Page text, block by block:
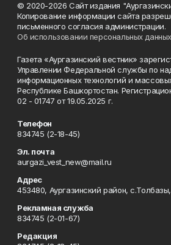
© 2020-2026 Сайт издания
Копирование информации сайта
письменного согласия администрации.
Об использовании персональных данных
Газета «Аургазинский вестник»
Управлении Федеральной службы по
информационных технологий и
Республике Башкортостан.
02 - 01747 от 19.05.2025 г.
Телефон
834745 (2-18-45)
Эл. почта
aurgazi_vest_new@mail.ru
Адрес
453480, Аургазинский район,
Рекламная служба
834745 (2-01-67)
Редакция